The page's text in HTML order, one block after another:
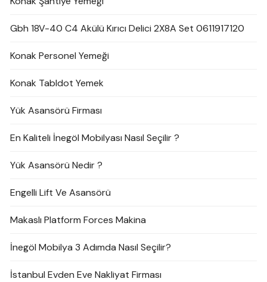
Gbh 18V-40 C4 Akülü Kırıcı Delici 2X8A Set 0611917120
Konak Personel Yemeği
Konak Tabldot Yemek
Yük Asansörü Firması
En Kaliteli İnegöl Mobilyası Nasıl Seçilir ?
Yük Asansörü Nedir ?
Engelli Lift Ve Asansörü
Makaslı Platform Forces Makina
İnegöl Mobilya 3 Adımda Nasıl Seçilir?
İstanbul Evden Eve Nakliyat Firması